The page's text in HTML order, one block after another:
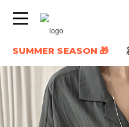
SUMMER SEASON 🎁